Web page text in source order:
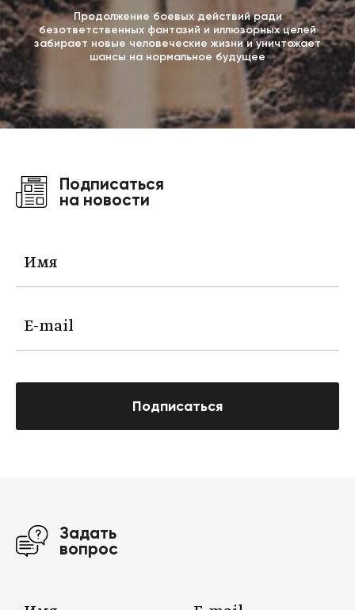
Продолжение боевых действий ради
безответственных фантазий и иллюзорных целей
забирает новые человеческие жизни и уничтожает
шансы на нормальное будущее
Подписаться
на новости
Подписаться
Задать
вопрос